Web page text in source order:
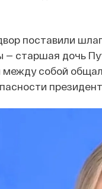
поставили
— старшая дочь
собой